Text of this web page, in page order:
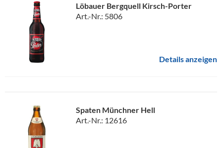
Löbauer Bergquell Kirsch-Porter
Art.-Nr.: 5806
Details anzeigen
Spaten Münchner Hell
Art.-Nr.: 12616